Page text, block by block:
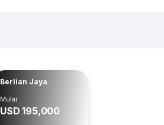
Berlian Jaya
Mulai
USD 195,000